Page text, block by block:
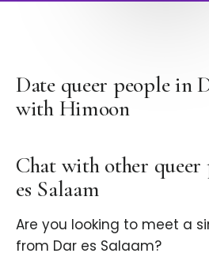
Date queer people in
with Himoon
Chat with other
es Salaam
Are you looking to meet a
from Dar es Salaam?